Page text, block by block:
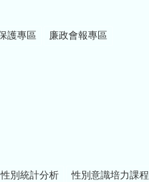
護專區 廉政會報專區
性別統計分析 性別意識培力課程